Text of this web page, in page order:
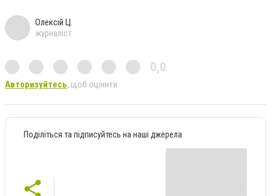
Олексій Ц.
журналіст
0,0
Авторизуйтесь, щоб оцінити
Поділіться та підписуйтесь на наші джерела